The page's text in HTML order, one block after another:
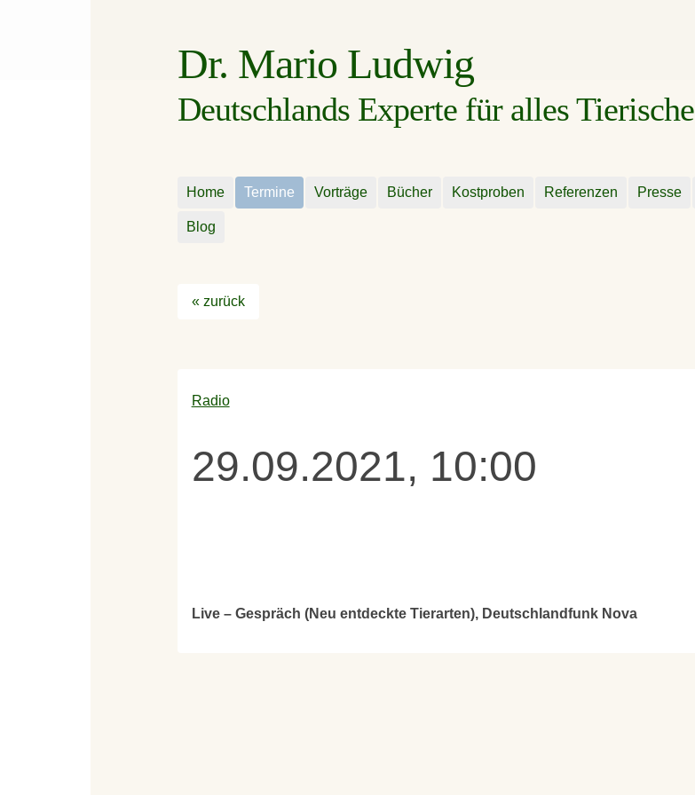
Dr. Mario Ludwig
Deutschlands Experte für alles Tierische
Home Termine Vorträge Bücher Kostproben Referenzen Presse
Blog
« zurück
Radio
29.09.2021, 10:00
Live – Gespräch (Neu entdeckte Tierarten), Deutschlandfunk Nova